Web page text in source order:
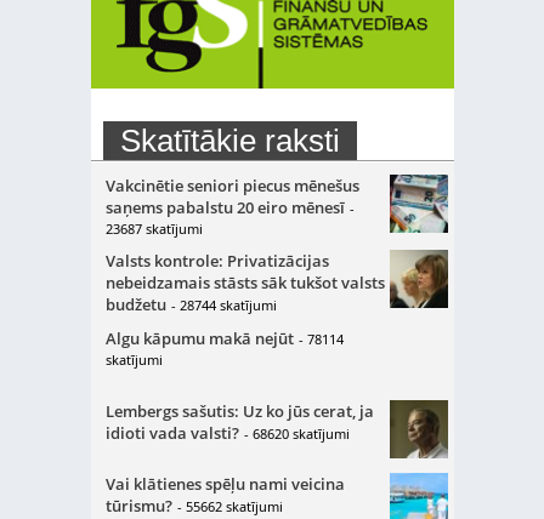
Skatītākie raksti
Vakcinētie seniori piecus mēnešus
saņems pabalstu 20 eiro mēnesī -
23687 skatījumi
Valsts kontrole: Privatizācijas
nebeidzamais stāsts sāk tukšot valsts
budžetu - 28744 skatījumi
Algu kāpumu makā nejūt - 78114
skatījumi
Lembergs sašutis: Uz ko jūs cerat, ja
idioti vada valsti? - 68620 skatījumi
Vai klātienes spēļu nami veicina
tūrismu? - 55662 skatījumi